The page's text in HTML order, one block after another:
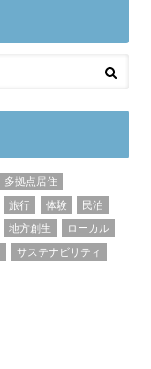
多拠点居住
旅行 体験
民泊
地方創生
ローカル
サステナビリティ